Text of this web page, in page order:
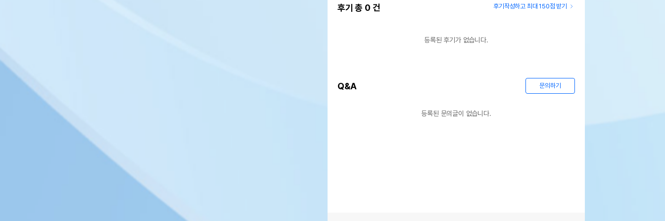
후기 총 0 건 후기작성하고 최대 150점 받기
등록된 후기가 없습니다.
Q&A 문의하기
등록된 문의글이 없습니다.